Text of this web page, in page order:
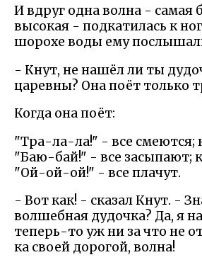
И вдруг одна волна - самая
высокая - подкатилась к
шорохе воды ему
- Кнут, не нашёл ли ты
царевны? Она поёт только
Когда она поёт:
"Тра-ла-ла!" - все смеются;
"Баю-бай!" - все засыпают;
"Ой-ой-ой!" - все плачут.
- Вот как! - сказал Кнут. -
волшебная дудочка? Да, я
теперь-то уж ни за что не
ка своей дорогой, волна!